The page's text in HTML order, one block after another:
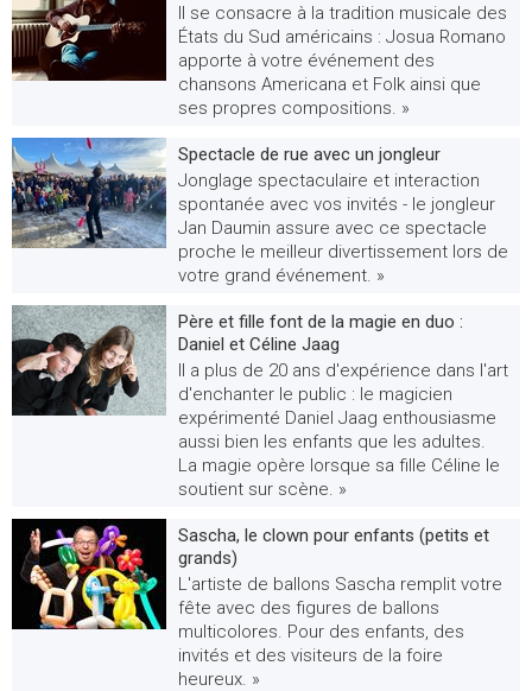
Il se consacre à la tradition musicale des
États du Sud américains : Josua Romano
apporte à votre événement des
chansons Americana et Folk ainsi que
ses propres compositions. »
Spectacle de rue avec un jongleur
Jonglage spectaculaire et interaction
spontanée avec vos invités - le jongleur
Jan Daumin assure avec ce spectacle
proche le meilleur divertissement lors de
votre grand événement. »
Père et fille font de la magie en duo :
Daniel et Céline Jaag
Il a plus de 20 ans d'expérience dans l'art
d'enchanter le public : le magicien
expérimenté Daniel Jaag enthousiasme
aussi bien les enfants que les adultes.
La magie opère lorsque sa fille Céline le
soutient sur scène. »
Sascha, le clown pour enfants (petits et
grands)
L'artiste de ballons Sascha remplit votre
fête avec des figures de ballons
multicolores. Pour des enfants, des
invités et des visiteurs de la foire
heureux. »